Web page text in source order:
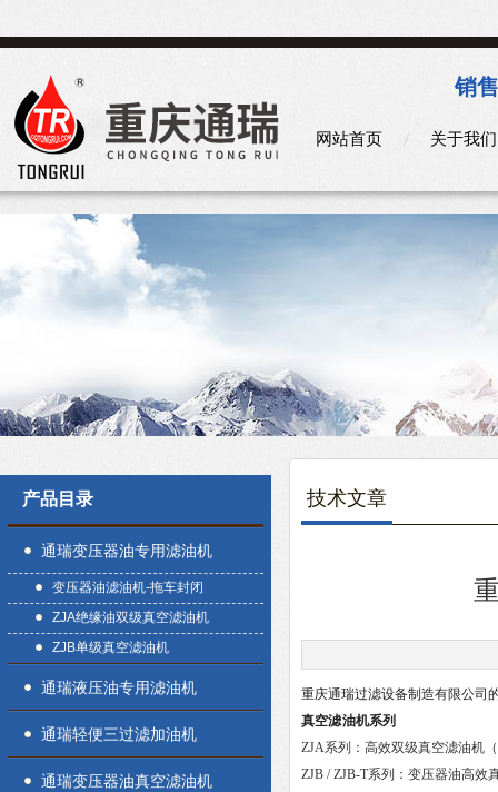
销
网站首页 关于我们
产品目录
通瑞变压器油专用滤油机
变压器油滤油机-拖车封闭
ZJA绝缘油双级真空滤油机
ZJB单级真空滤油机
通瑞液压油专用滤油机
通瑞轻便三过滤加油机
通瑞变压器油真空滤油机
技术文章
重庆通瑞过滤设备制造有限公司
真空滤油机系列
ZJA系列 ：高效双级真空滤油机
ZJB / ZJB-T系列 ：变压器油高效